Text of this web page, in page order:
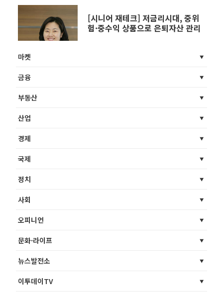
[시니어 재테크] 저금리시대, 중위
험·중수익 상품으로 은퇴자산 관리
마켓
금융
부동산
산업
경제
국제
정치
사회
오피니언
문화·라이프
뉴스발전소
이투데이TV